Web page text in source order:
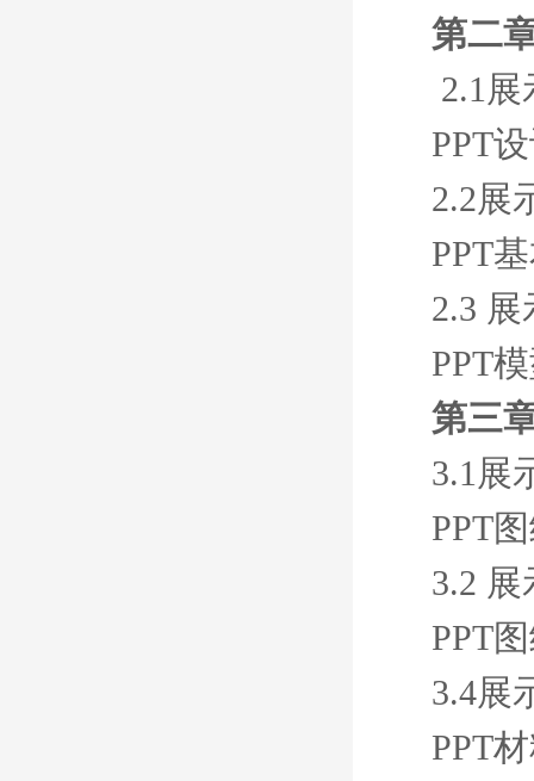
第二
2.1
PPT
2.2展
PPT
2.3
PPT
第三
3.1展
PPT
3.2
PPT
3.4展
PPT